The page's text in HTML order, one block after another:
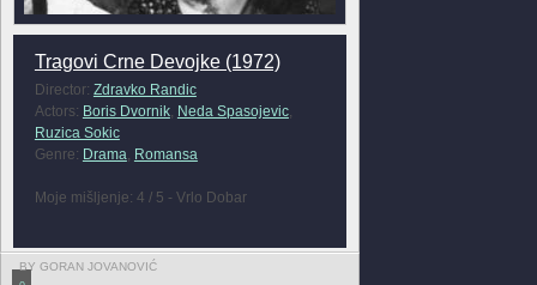
Tragovi Crne Devojke (1972)
Director: Zdravko Randic
Actors: Boris Dvornik, Neda Spasojevic,
Ruzica Sokic
Genre: Drama Romansa
Moje mišljenje: 4 / 5 - Vrlo Dobar
BY GORAN JOVANOVIĆ